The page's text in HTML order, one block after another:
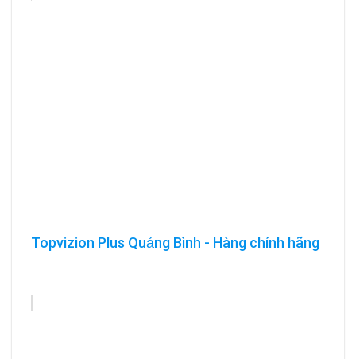
Topvizion Plus Quảng Bình - Hàng chính hãng